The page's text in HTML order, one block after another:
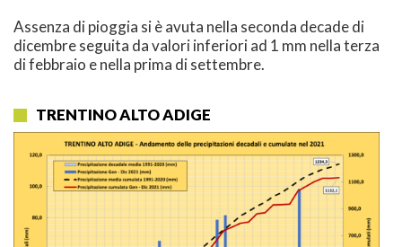
Assenza di pioggia si è avuta nella seconda decade di
dicembre seguita da valori inferiori ad 1 mm nella terza
di febbraio e nella prima di settembre.
TRENTINO ALTO ADIGE